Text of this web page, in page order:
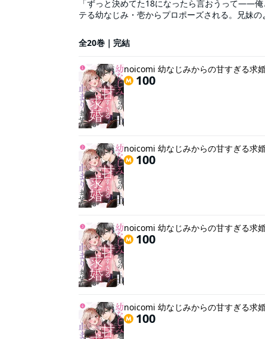
「ずっと決めてた18になったら言おうって――
テる幼なじみ・壱からプロポーズされる。兄妹
ひとりじめしようと策略したり・・・!!?どんど
くりで――。「早く俺だけのものになって」 一
全20巻｜完結
noicomi 幼なじみからの甘すぎる求
100
noicomi 幼なじみからの甘すぎる求
100
noicomi 幼なじみからの甘すぎる求
100
noicomi 幼なじみからの甘すぎる求
100